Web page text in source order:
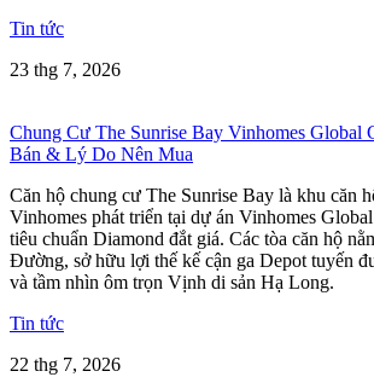
Tin tức
23 thg 7, 2026
Chung Cư The Sunrise Bay Vinhomes Global
Bán & Lý Do Nên Mua
Căn hộ chung cư The Sunrise Bay là khu căn
Vinhomes phát triển tại dự án Vinhomes
tiêu chuẩn Diamond đắt giá. Các tòa căn hộ
Đường, sở hữu lợi thế kế cận ga Depot tuyến
và tầm nhìn ôm trọn Vịnh di sản Hạ Long.
Tin tức
22 thg 7, 2026